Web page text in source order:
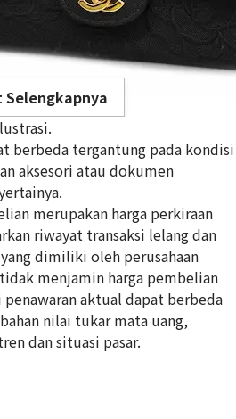
Bag Canvas Black
Selengkapnya
berbeda tergantung pada kondisi
aksesori atau dokumen
merupakan harga perkiraan
riwayat transaksi lelang dan
dimiliki oleh perusahaan
menjamin harga pembelian
penawaran aktual dapat berbeda
nilai tukar mata uang,
dan situasi pasar.